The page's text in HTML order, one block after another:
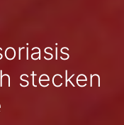
stecken